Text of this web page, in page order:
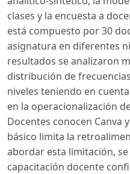
clases y la encuesta a
está compuesto por 30
asignatura en diferentes
resultados se analizaron
distribución de
niveles teniendo en
en la operacionalización
Docentes conocen Canva
básico limita la
abordar esta limitación,
capacitación docente